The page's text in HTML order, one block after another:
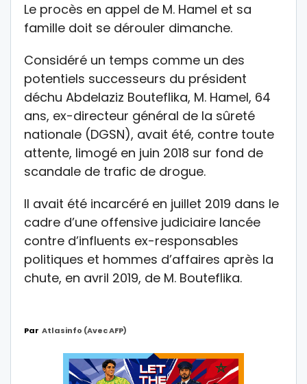
Le procès en appel de M. Hamel et sa
famille doit se dérouler dimanche.
Considéré un temps comme un des
potentiels successeurs du président
déchu Abdelaziz Bouteflika, M. Hamel, 64
ans, ex-directeur général de la sûreté
nationale (DGSN), avait été, contre toute
attente, limogé en juin 2018 sur fond de
scandale de trafic de drogue.
Il avait été incarcéré en juillet 2019 dans le
cadre d’une offensive judiciaire lancée
contre d’influents ex-responsables
politiques et hommes d’affaires après la
chute, en avril 2019, de M. Bouteflika.
Par Atlasinfo (avec AFP)